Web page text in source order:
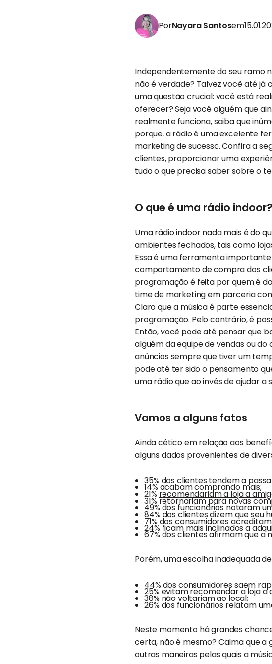
PorNayara Santosem
Independentemente do seu ramo
não é verdade? Talvez você até
uma questão crucial: você está
oferecer? Seja você alguém que
realmente funciona, saiba que
porque, a rádio é uma excelente
marketing de sucesso. Confira a
clientes, proporcionar uma
tudo o que precisa saber sobre o
O que é uma rádio indoor?
Uma rádio indoor nada mais é do
ambientes fechados, tais como
Essa é uma ferramenta
comportamento de compra dos
programação é feita por quem é
time de marketing em parceria
Claro que a música é parte
programação. Pelo contrário, é
Então, você pode até pensar que
alguém da equipe de vendas ou do
anúncios sempre que tiver um
pode até ter sido o pensamento
uma rádio que ao invés de ajudar a
Vamos a alguns fatos
Ainda cético em relação aos
alguns dados provenientes de
35% dos clientes tendem a
14% acabam comprando mais;
21% recomendariam a loja a
31% retornariam para novas
49% dos funcionários notaram
84% dos clientes dizem que seu
71% dos consumidores
24% ficam mais inclinados a
67% dos clientesafirmam que a
Porém, uma escolha inadequada
44% dos consumidores saem
25% evitam recomendar a loja a
38% não voltariam ao local;
26% dos funcionários relatam
Neste momento há grandes
certa, não é mesmo? Calma que
outras maneiras pelas quais a